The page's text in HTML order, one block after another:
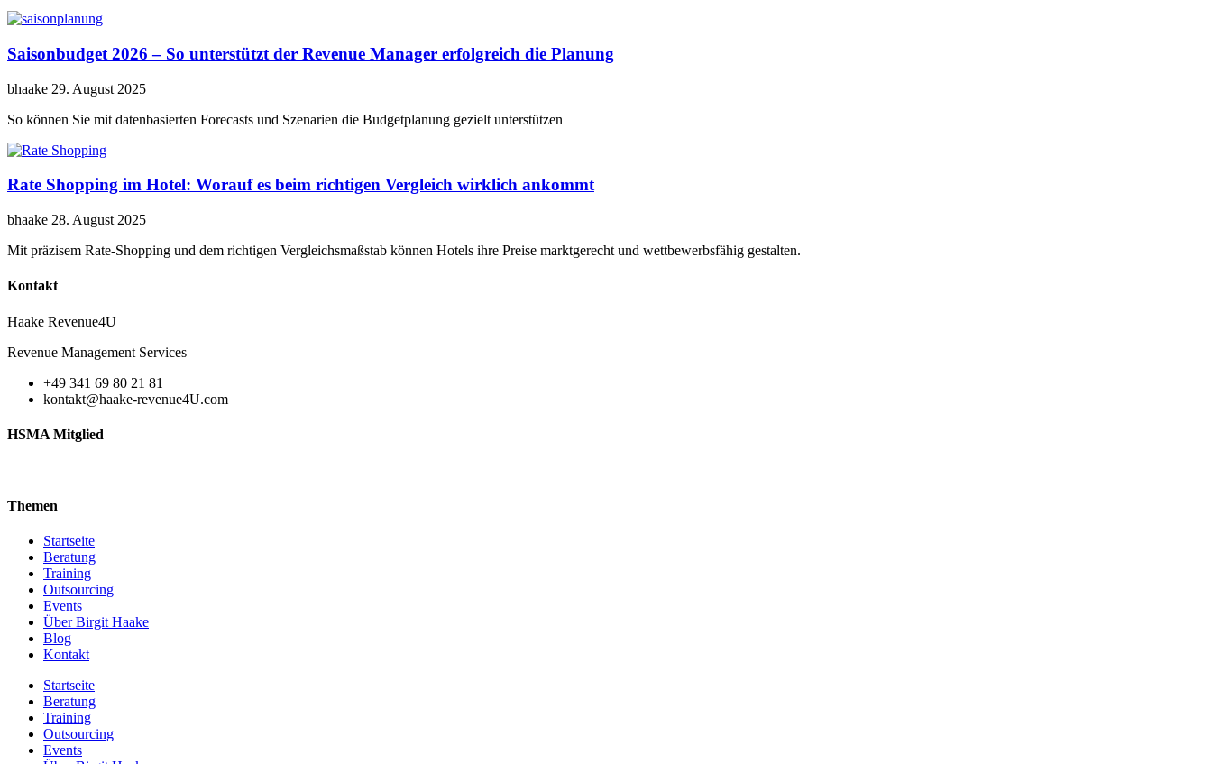
Saisonbudget 2026 – So unterstützt der Revenue Manager erfolgreich die Planung
bhaake 29. August 2025
So können Sie mit datenbasierten Forecasts und Szenarien die Budgetplanung gezielt unterstützen
Rate Shopping im Hotel: Worauf es beim richtigen Vergleich wirklich ankommt
bhaake 28. August 2025
Mit präzisem Rate‑Shopping und dem richtigen Vergleichsmaßstab können Hotels ihre Preise marktgerecht und wettbewerbsfähig gestalten.
Kontakt
Haake Revenue4U
Revenue Management Services
+49 341 69 80 21 81
kontakt@haake-revenue4U.com
HSMA Mitglied
Themen
Startseite
Beratung
Training
Outsourcing
Events
Über Birgit Haake
Blog
Kontakt
Startseite
Beratung
Training
Outsourcing
Events